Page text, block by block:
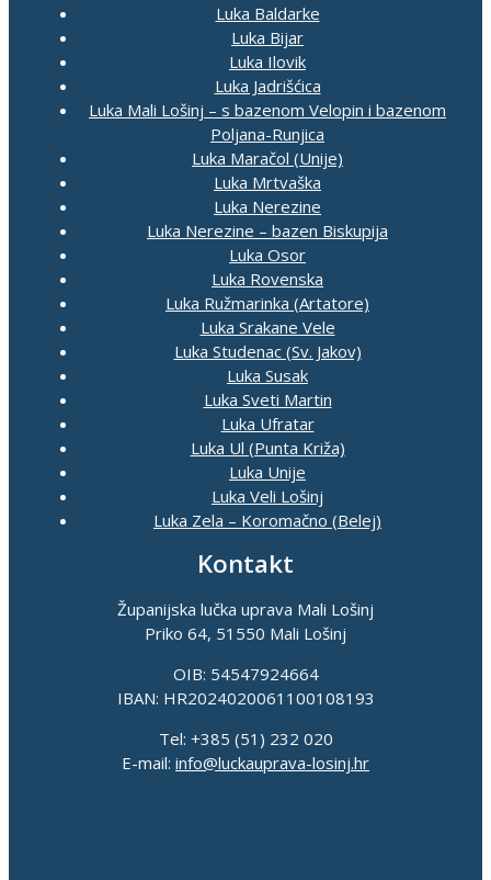
Luka Baldarke
Luka Bijar
Luka Ilovik
Luka Jadrišćica
Luka Mali Lošinj – s bazenom Velopin i bazenom
Poljana-Runjica
Luka Maračol (Unije)
Luka Mrtvaška
Luka Nerezine
Luka Nerezine – bazen Biskupija
Luka Osor
Luka Rovenska
Luka Ružmarinka (Artatore)
Luka Srakane Vele
Luka Studenac (Sv. Jakov)
Luka Susak
Luka Sveti Martin
Luka Ufratar
Luka Ul (Punta Križa)
Luka Unije
Luka Veli Lošinj
Luka Zela – Koromačno (Belej)
Kontakt
Županijska lučka uprava Mali Lošinj
Priko 64, 51550 Mali Lošinj
OIB: 54547924664
IBAN: HR2024020061100108193
Tel: +385 (51) 232 020
E-mail: info@luckauprava-losinj.hr